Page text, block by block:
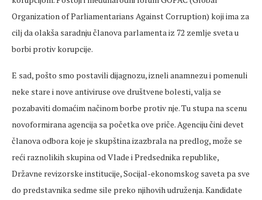
Organization of Parliamentarians Against Corruption) koji ima za
cilj da olakša saradnju članova parlamenta iz 72 zemlje sveta u
borbi protiv korupcije.
E sad, pošto smo postavili dijagnozu, izneli anamnezu i pomenuli
neke stare i nove antiviruse ove društvene bolesti, valja se
pozabaviti domaćim načinom borbe protiv nje. Tu stupa na scenu
novoformirana agencija sa početka ove priče. Agenciju čini devet
članova odbora koje je skupština izazbrala na predlog, može se
reći raznolikih skupina od Vlade i Predsednika republike,
Državne revizorske institucije, Socijal-ekonomskog saveta pa sve
do predstavnika sedme sile preko njihovih udruženja. Kandidate